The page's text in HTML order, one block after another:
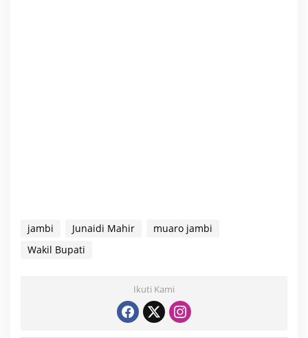
jambi Junaidi Mahir
muaro jambi
Wakil Bupati
Ikuti Kami